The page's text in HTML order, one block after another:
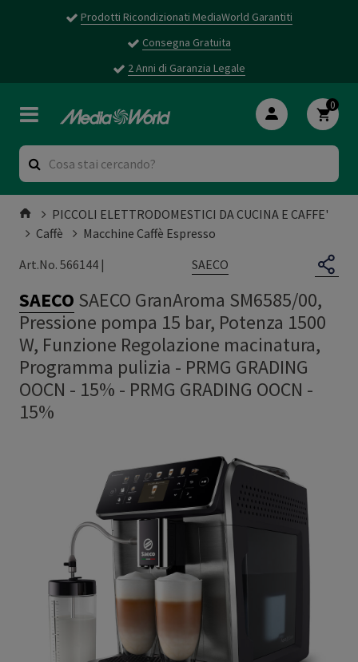
Prodotti Ricondizionati MediaWorld Garantiti
Consegna Gratuita
2 Anni di Garanzia Legale
0
PICCOLI ELETTRODOMESTICI DA CUCINA E CAFFE'
Caffè
Macchine Caffè Espresso
Art.No. 566144 |
SAECO
SAECO SAECO GranAroma SM6585/00,
Pressione pompa 15 bar, Potenza 1500
W, Funzione Regolazione macinatura,
Programma pulizia - PRMG GRADING
OOCN - 15% - PRMG GRADING OOCN -
15%